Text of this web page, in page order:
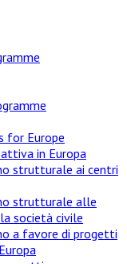
for Europe
in Europa
strutturale ai centri
strutturale alle
società civile
a favore di progetti